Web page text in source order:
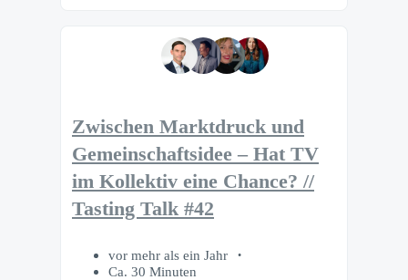
Zwischen Marktdruck und
Gemeinschaftsidee – Hat TV
im Kollektiv eine Chance? //
Tasting Talk #42
vor mehr als ein Jahr
Ca. 30 Minuten